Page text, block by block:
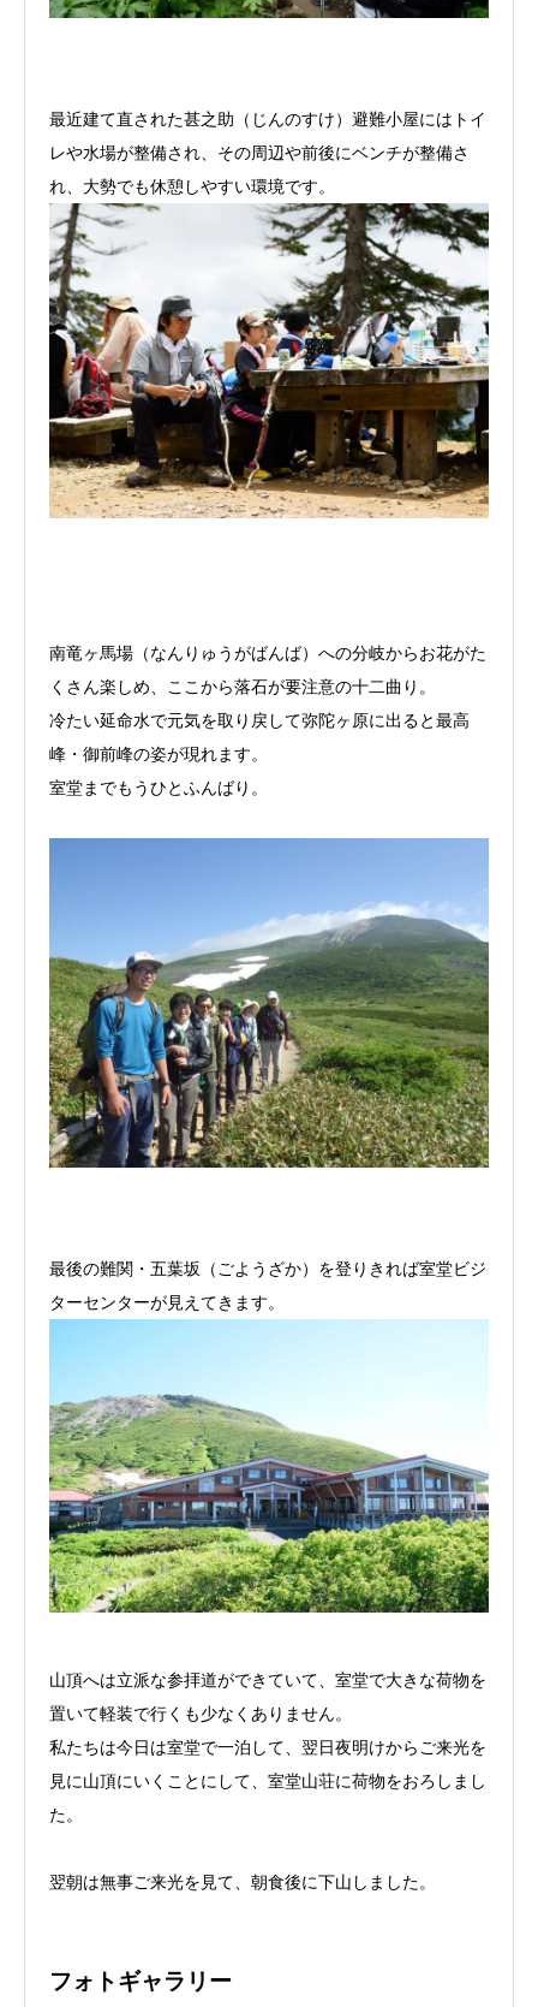
最近建て直された甚之助（じんのすけ）避難小屋にはトイ
レや水場が整備され、その周辺や前後にベンチが整備さ
れ、大勢でも休憩しやすい環境です。
南竜ヶ馬場（なんりゅうがばんば）への分岐からお花がた
くさん楽しめ、ここから落石が要注意の十二曲り。
冷たい延命水で元気を取り戻して弥陀ヶ原に出ると最高
峰・御前峰の姿が現れます。
室堂までもうひとふんばり。
最後の難関・五葉坂（ごようざか）を登りきれば室堂ビジ
ターセンターが見えてきます。
山頂へは立派な参拝道ができていて、室堂で大きな荷物を
置いて軽装で行くも少なくありません。
私たちは今日は室堂で一泊して、翌日夜明けからご来光を
見に山頂にいくことにして、室堂山荘に荷物をおろしまし
た。
翌朝は無事ご来光を見て、朝食後に下山しました。
フォトギャラリー